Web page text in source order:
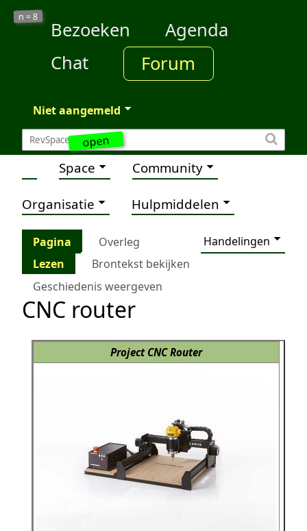
open
n =8
Bezoeken
Agenda
Chat
Forum
Niet aangemeld
Space Community
Organisatie Hulpmiddelen
Pagina Overleg
Handelingen
Lezen
Brontekst bekijken
Geschiedenis weergeven
CNC router
Project CNC Router